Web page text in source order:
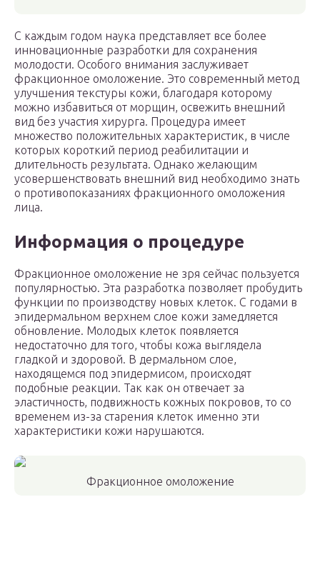
С каждым годом наука представляет все более
инновационные разработки для сохранения
молодости. Особого внимания заслуживает
фракционное омоложение. Это современный метод
улучшения текстуры кожи, благодаря которому
можно избавиться от морщин, освежить внешний
вид без участия хирурга. Процедура имеет
множество положительных характеристик, в числе
которых короткий период реабилитации и
длительность результата. Однако желающим
усовершенствовать внешний вид необходимо знать
о противопоказаниях фракционного омоложения
лица.
Информация о процедуре
Фракционное омоложение не зря сейчас пользуется
популярностью. Эта разработка позволяет пробудить
функции по производству новых клеток. С годами в
эпидермальном верхнем слое кожи замедляется
обновление. Молодых клеток появляется
недостаточно для того, чтобы кожа выглядела
гладкой и здоровой. В дермальном слое,
находящемся под эпидермисом, происходят
подобные реакции. Так как он отвечает за
эластичность, подвижность кожных покровов, то со
временем из-за старения клеток именно эти
характеристики кожи нарушаются.
Фракционное омоложение